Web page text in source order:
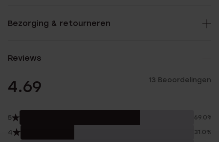
Bezorging & retourneren
Reviews
4.69 13 Beoordelingen
5 69.0%
4 31.0%